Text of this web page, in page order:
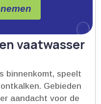
vaatwasser
binnenkomt, speelt
Gebieden
aandacht voor de